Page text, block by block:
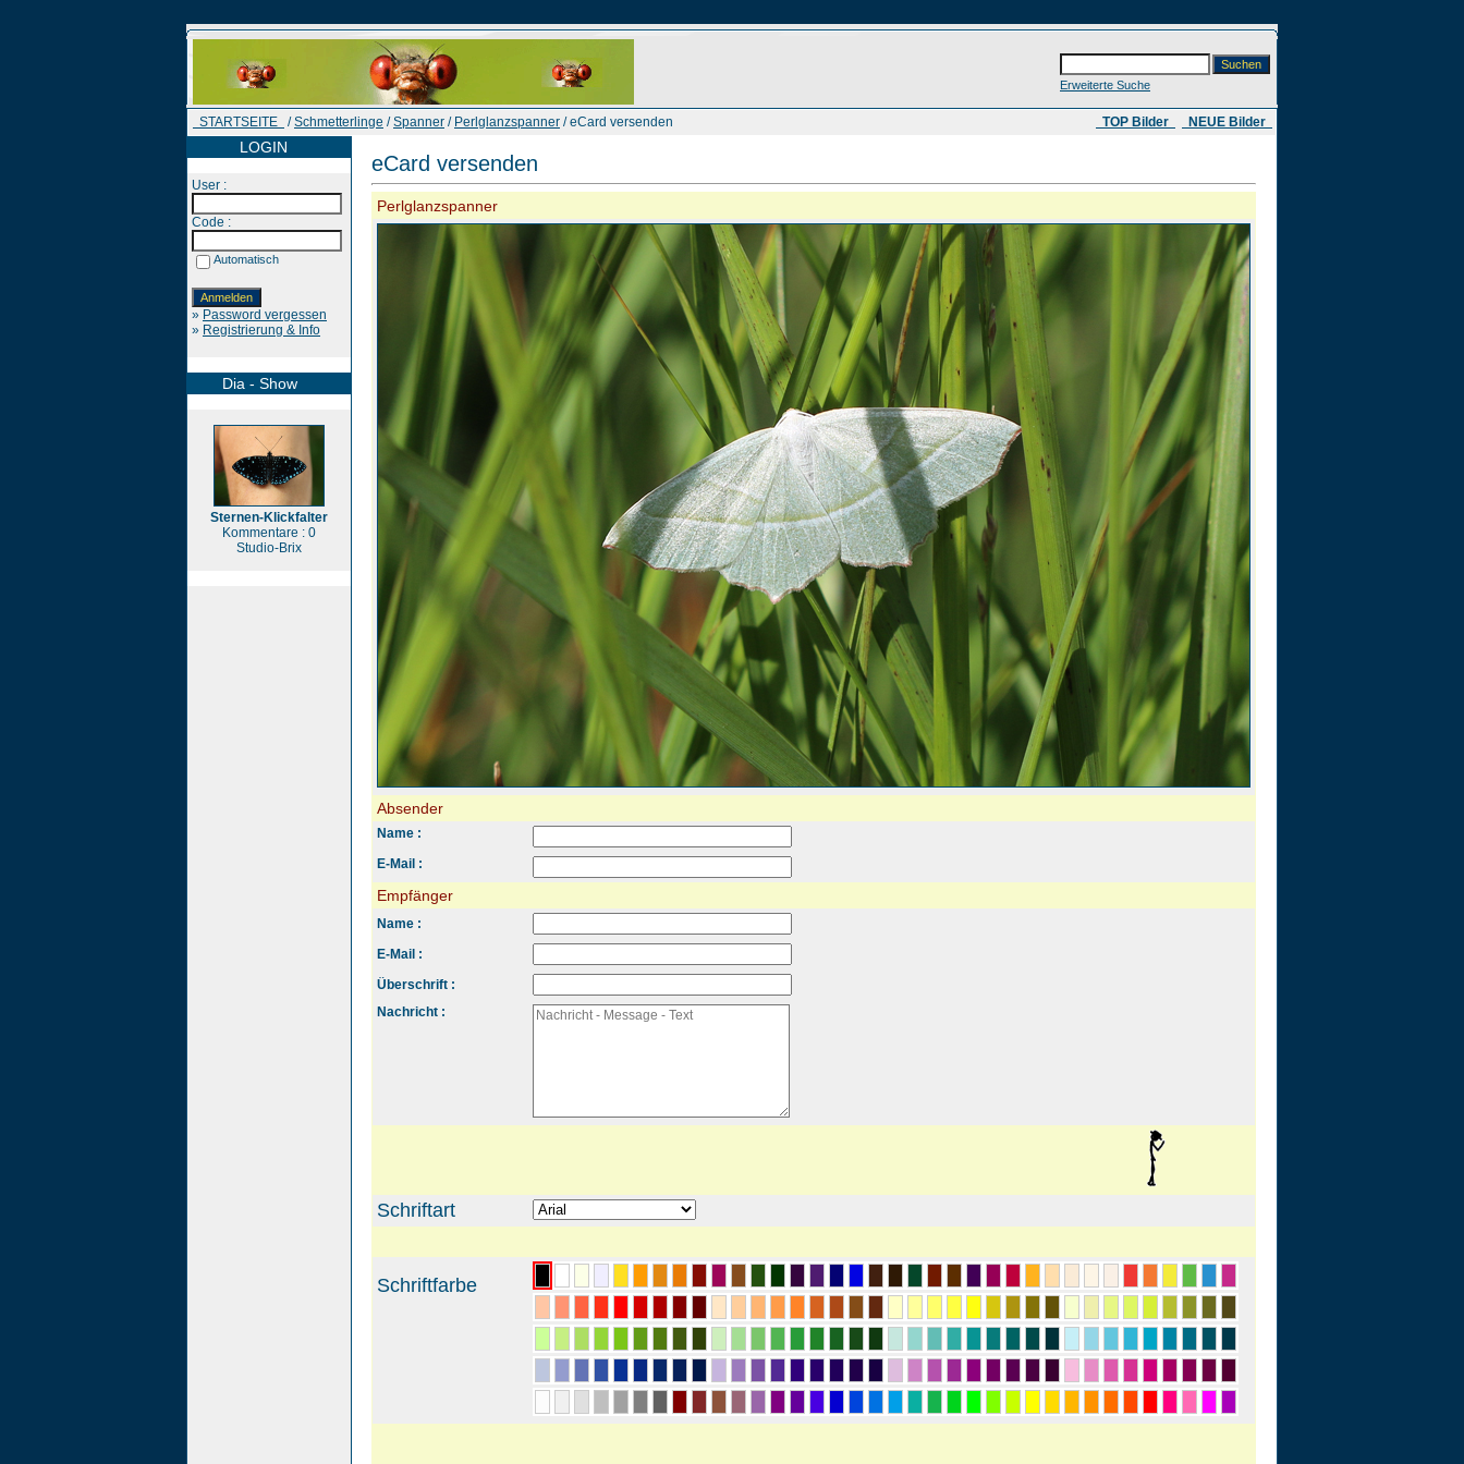
Erweiterte Suche
STARTSEITE /Schmetterlinge /Spanner / Perlglanzspanner / eCard versenden ​ TOP Bilder NEUE Bilder
LOGIN
User :
Code :
Automatisch
» Password vergessen
» Registrierung & Info
Dia - Show
Sternen-Klickfalter
Kommentare : 0
Studio-Brix
eCard versenden
Perlglanzspanner
Absender
Name :
E-Mail :
Empfänger
Name :
E-Mail :
Überschrift :
Nachricht :
Schriftart
Schriftfarbe